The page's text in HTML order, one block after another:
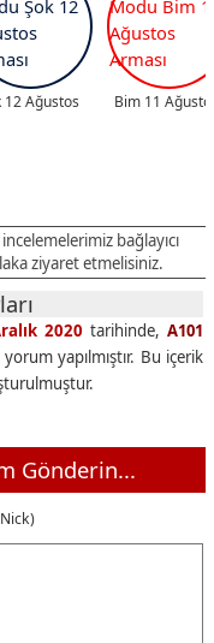
12 Ağustos Bim 11
bağlayıcı
ziyaret etmelisiniz.
2020 tarihinde,A101
yapılmıştır. Bu içerik
Gönderin...